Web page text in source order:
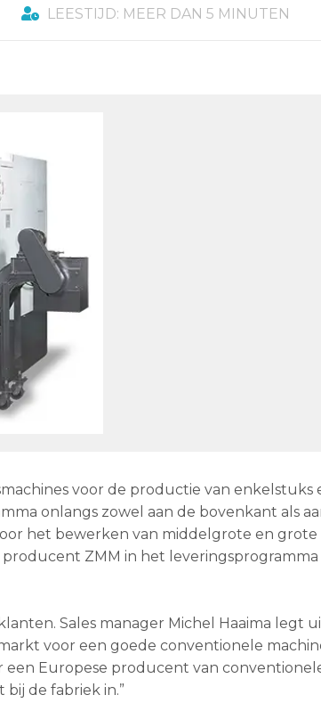
LEESTIJD: MEER DAN 5 MINUTEN
voor de productie van enkelstuks
onlangs zowel aan de bovenkant als
het bewerken van middelgrote en grote
ZMM in het leveringsprogramma
Sales manager Michel Haaima legt
voor een goede conventionele
Europese producent van
de fabriek in.”